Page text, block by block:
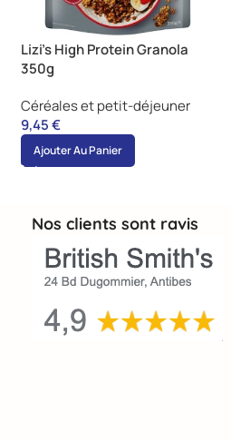
Lizi’s High Protein Granola
350g
Céréales et petit-déjeuner
9,45€
Ajouter Au Panier
Nos clients sont ravis